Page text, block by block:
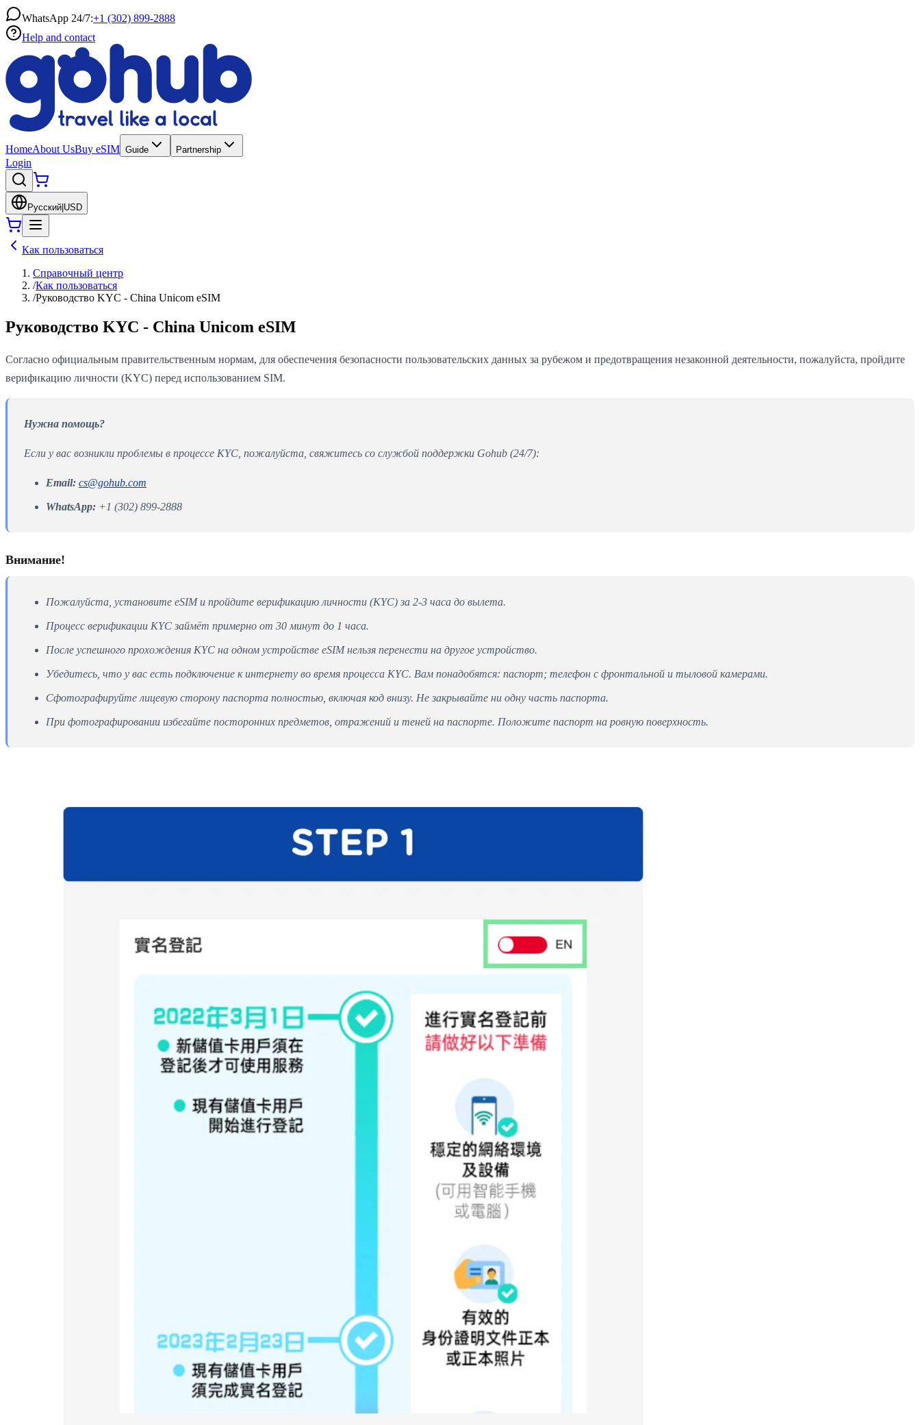
WhatsApp 24/7:+1 (302) 899-2888
Help and contact
HomeAbout UsBuy eSIM Guide Partnership
Login
Русский USD
Как пользоваться
Справочный центр
/Как пользоваться
/Руководство KYC - China Unicom eSIM
Руководство KYC - China Unicom eSIM
Согласно официальным правительственным нормам, для обеспечения безопасности пользовательских данных за рубежом и предотвращения незаконной деятельности, пожалуйста, пройдите
верификацию личности (KYC) перед использованием SIM.
Нужна помощь?
Если у вас возникли проблемы в процессе KYC, пожалуйста, свяжитесь со службой поддержки Gohub (24/7):
Email: cs@gohub.com
WhatsApp: +1 (302) 899-2888
Внимание!
Пожалуйста, установите eSIM и пройдите верификацию личности (KYC) за 2-3 часа до вылета.
Процесс верификации KYC займёт примерно от 30 минут до 1 часа.
После успешного прохождения KYC на одном устройстве eSIM нельзя перенести на другое устройство.
Убедитесь, что у вас есть подключение к интернету во время процесса KYC. Вам понадобятся: паспорт; телефон с фронтальной и тыловой камерами.
Сфотографируйте лицевую сторону паспорта полностью, включая код внизу. Не закрывайте ни одну часть паспорта.
При фотографировании избегайте посторонних предметов, отражений и теней на паспорте. Положите паспорт на ровную поверхность.